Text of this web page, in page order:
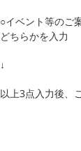
○イベント等の
どちらかを入力
↓
以上3点入力後、